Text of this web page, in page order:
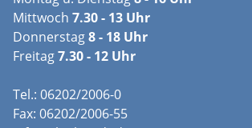
Mittwoch 7.30 - 13 Uhr
Donnerstag8 - 18 Uhr
Freitag7.30 - 12 Uhr
Tel.: 06202/2006-0
Fax: 06202/2006-55